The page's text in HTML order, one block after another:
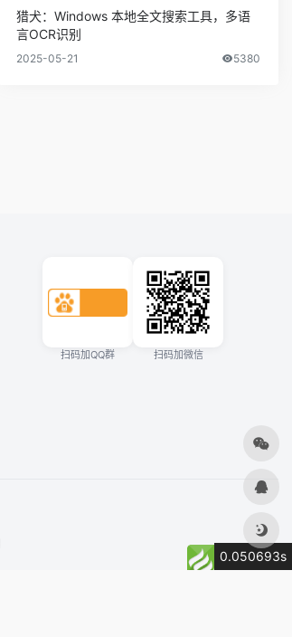
猎犬：Windows 本地全文搜索工具，多语
言OCR识别
2025-05-21 5380
扫码加QQ群 扫码加微信
0.050693s